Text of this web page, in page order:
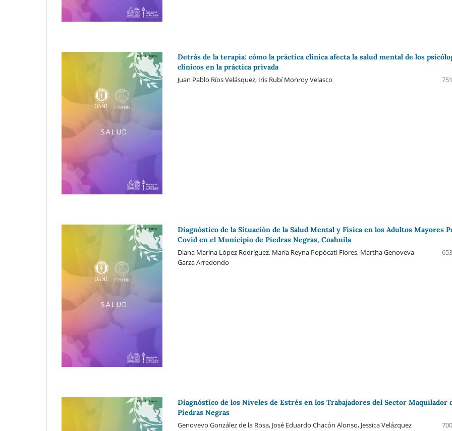
Detrás de la terapia: cómo la práctica clínica afecta la salud mental de los
clínicos en la práctica privada
Juan Pablo Ríos Velásquez, Iris Rubí Monroy Velasco
Diagnóstico de la Situación de la Salud Mental y Física en los Adultos Mayores
Covid en el Municipio de Piedras Negras, Coahuila
Diana Marina López Rodríguez, María Reyna Popócatl Flores, Martha Genoveva
Garza Arredondo
Diagnóstico de los Niveles de Estrés en los Trabajadores del Sector Maquilador
Piedras Negras
Genovevo González de la Rosa, José Eduardo Chacón Alonso, Jessica Velázquez